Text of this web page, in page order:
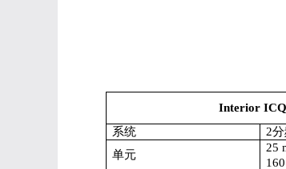
Interior
系统
2
单元
25